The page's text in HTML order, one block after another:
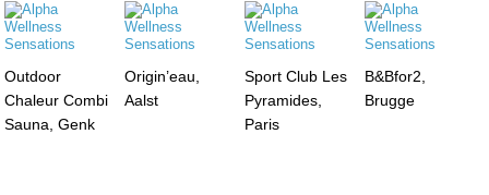
Outdoor
Chaleur Combi
Sauna, Genk
Origin’eau,
Aalst
Sport Club Les
Pyramides,
Paris
B&Bfor2,
Brugge